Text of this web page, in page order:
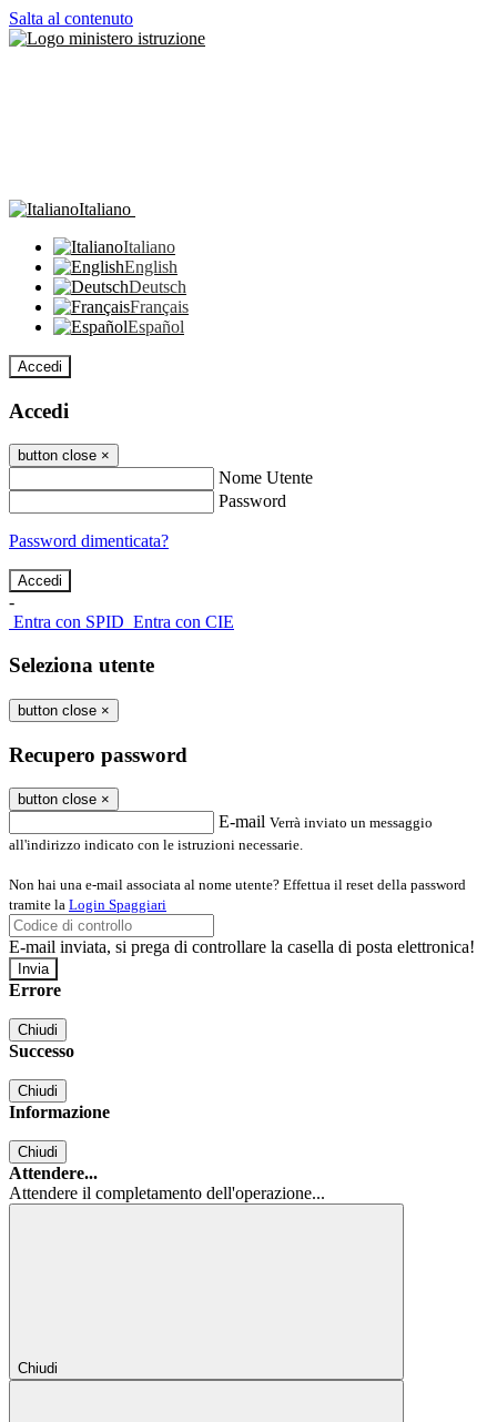
Salta al contenuto
Italiano
Italiano
English
Deutsch
Français
Español
Accedi
Accedi
button close ×
Nome Utente
Password
Password dimenticata?
-
Entra con SPID Entra con CIE
Seleziona utente
button close ×
Recupero password
button close ×
E-mail Verrà inviato un messaggio
all'indirizzo indicato con le istruzioni necessarie.
Non hai una e-mail associata al nome utente? Effettua il reset della password
tramite la Login Spaggiari
E-mail inviata, si prega di controllare la casella di posta elettronica!
Errore
Chiudi
Successo
Chiudi
Informazione
Chiudi
Attendere...
Attendere il completamento dell'operazione...
Chiudi